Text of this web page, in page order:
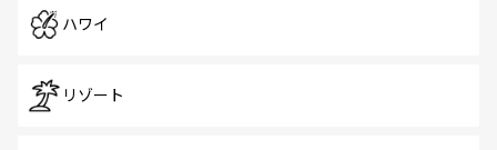
ハワイ
リゾート